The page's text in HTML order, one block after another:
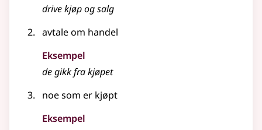
drivekjøpog salg
avtale om handel
Eksempel
de gikk fra kjøpet
noe som er kjøpt
Eksempel